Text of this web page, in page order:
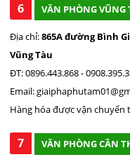
6 VĂN PHÒNG VŨNG
Địa chỉ:865A đường Bình
Vũng Tàu
ĐT: 0896.443.868 -
Email:
Hàng hóa được vận chuyển
7 VĂN PHÒNG CẦN